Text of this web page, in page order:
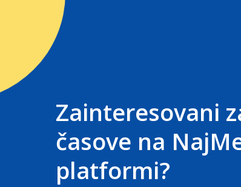
Zainteresovani
časove na
platformi?